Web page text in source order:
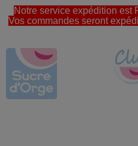
Notre service expédition est
Vos commandes seront